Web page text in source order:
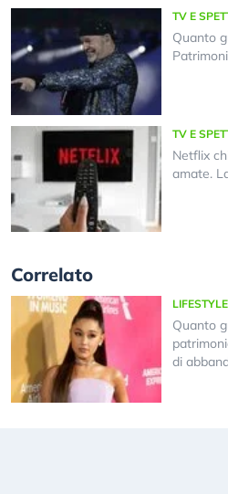
TV E
Quanto
TV E
Netflix
amate.
Correlato
LIFESTYLE
Quanto
di